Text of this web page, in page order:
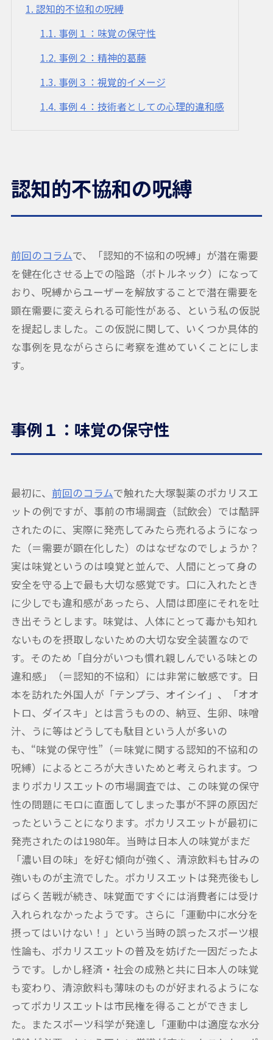
1 認知的不協和の呪縛
1.1 事例１：味覚の保守性
1.2 事例２：精神的葛藤
1.3 事例３：視覚的イメージ
1.4 事例４：技術者としての心理的違和感
認知的不協和の呪縛
前回のコラムで、「認知的不協和の呪縛」が潜在需要
を健在化させる上での隘路（ボトルネック）になって
おり、呪縛からユーザーを解放することで潜在需要を
顕在需要に変えられる可能性がある、という私の仮説
を提起しました。この仮説に関して、いくつか具体的
な事例を見ながらさらに考察を進めていくことにしま
す。
事例１：味覚の保守性
最初に、 前回のコラムで触れた大塚製薬のポカリスエ
ットの例ですが、事前の市場調査（試飲会）では酷評
されたのに、実際に発売してみたら売れるようになっ
た（＝需要が顕在化した）のはなぜなのでしょうか？
実は味覚というのは嗅覚と並んで、人間にとって身の
安全を守る上で最も大切な感覚です。口に入れたとき
に少しでも違和感があったら、人間は即座にそれを吐
き出そうとします。味覚は、人体にとって毒かも知れ
ないものを摂取しないための大切な安全装置なので
す。そのため「自分がいつも慣れ親しんでいる味との
違和感」（＝認知的不協和）には非常に敏感です。日
本を訪れた外国人が「テンプラ、オイシイ」、「オオ
トロ、ダイスキ」とは言うものの、納豆、生卵、味噌
汁、うに等はどうしても駄目という人が多いの
も、“味覚の保守性”（＝味覚に関する認知的不協和の
呪縛）によるところが大きいためと考えられます。つ
まりポカリスエットの市場調査では、この味覚の保守
性の問題にモロに直面してしまった事が不評の原因だ
ったということになります。ポカリスエットが最初に
発売されたのは1980年。当時は日本人の味覚がまだ
「濃い目の味」を好む傾向が強く、清涼飲料も甘みの
強いものが主流でした。ポカリスエットは発売後もし
ばらく苦戦が続き、味覚面ですぐには消費者には受け
入れられなかったようです。さらに「運動中に水分を
摂ってはいけない！」という当時の誤ったスポーツ根
性論も、ポカリスエットの普及を妨げた一因だったよ
うです。しかし経済・社会の成熟と共に日本人の味覚
も変わり、清涼飲料も薄味のものが好まれるようにな
ってポカリスエットは市民権を得ることができまし
た。またスポーツ科学が発達し「運動中は適度な水分